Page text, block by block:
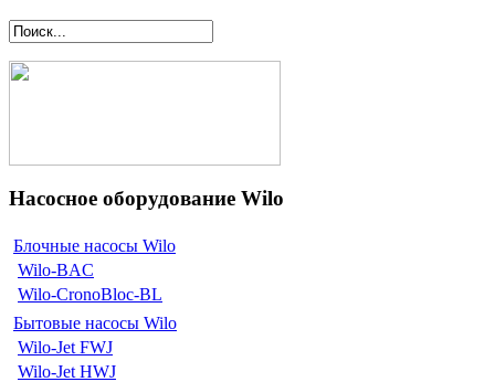
Насосное оборудование Wilo
Блочные насосы Wilo
Wilo-BAC
Wilo-CronoBloc-BL
Бытовые насосы Wilo
Wilo-Jet FWJ
Wilo-Jet HWJ